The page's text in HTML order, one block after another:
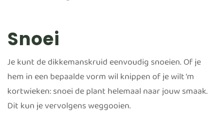
Snoei
Je kunt de dikkemanskruid eenvoudig snoeien. Of je
hem in een bepaalde vorm wil knippen of je wilt ‘m
kortwieken: snoei de plant helemaal naar jouw smaak.
Dit kun je vervolgens weggooien.